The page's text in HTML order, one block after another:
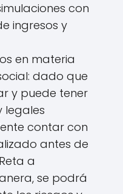
con
ingresos y
en materia
dado que
y puede tener
legales
contar con
antes de
a
se podrá